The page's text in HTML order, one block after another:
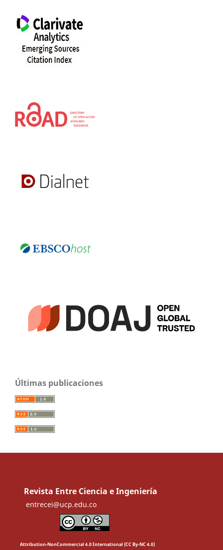
Últimas publicaciones
Revista Entre Ciencia e Ingeniería
entrecei@ucp.edu.co
Attribution-NonCommercial 4.0 International (CC By-NC 4.0)